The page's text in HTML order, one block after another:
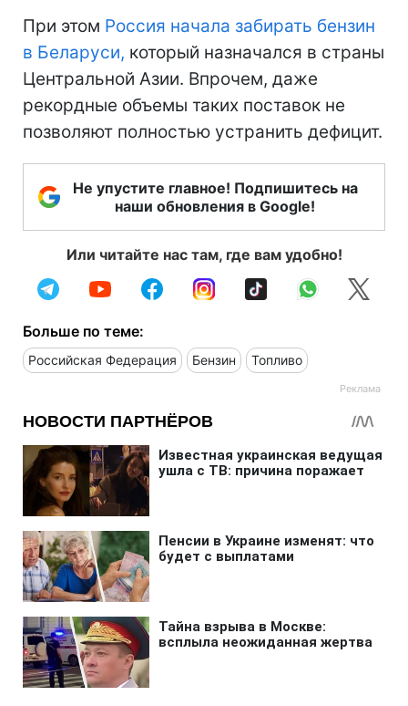
При этом Россия начала забирать бензин
в Беларуси, который назначался в страны
Центральной Азии. Впрочем, даже
рекордные объемы таких поставок не
позволяют полностью устранить дефицит.
Не упустите главное! Подпишитесь на
наши обновления в Google!
Или читайте нас там, где вам удобно!
Больше по теме:
Российская Федерация Бензин Топливо